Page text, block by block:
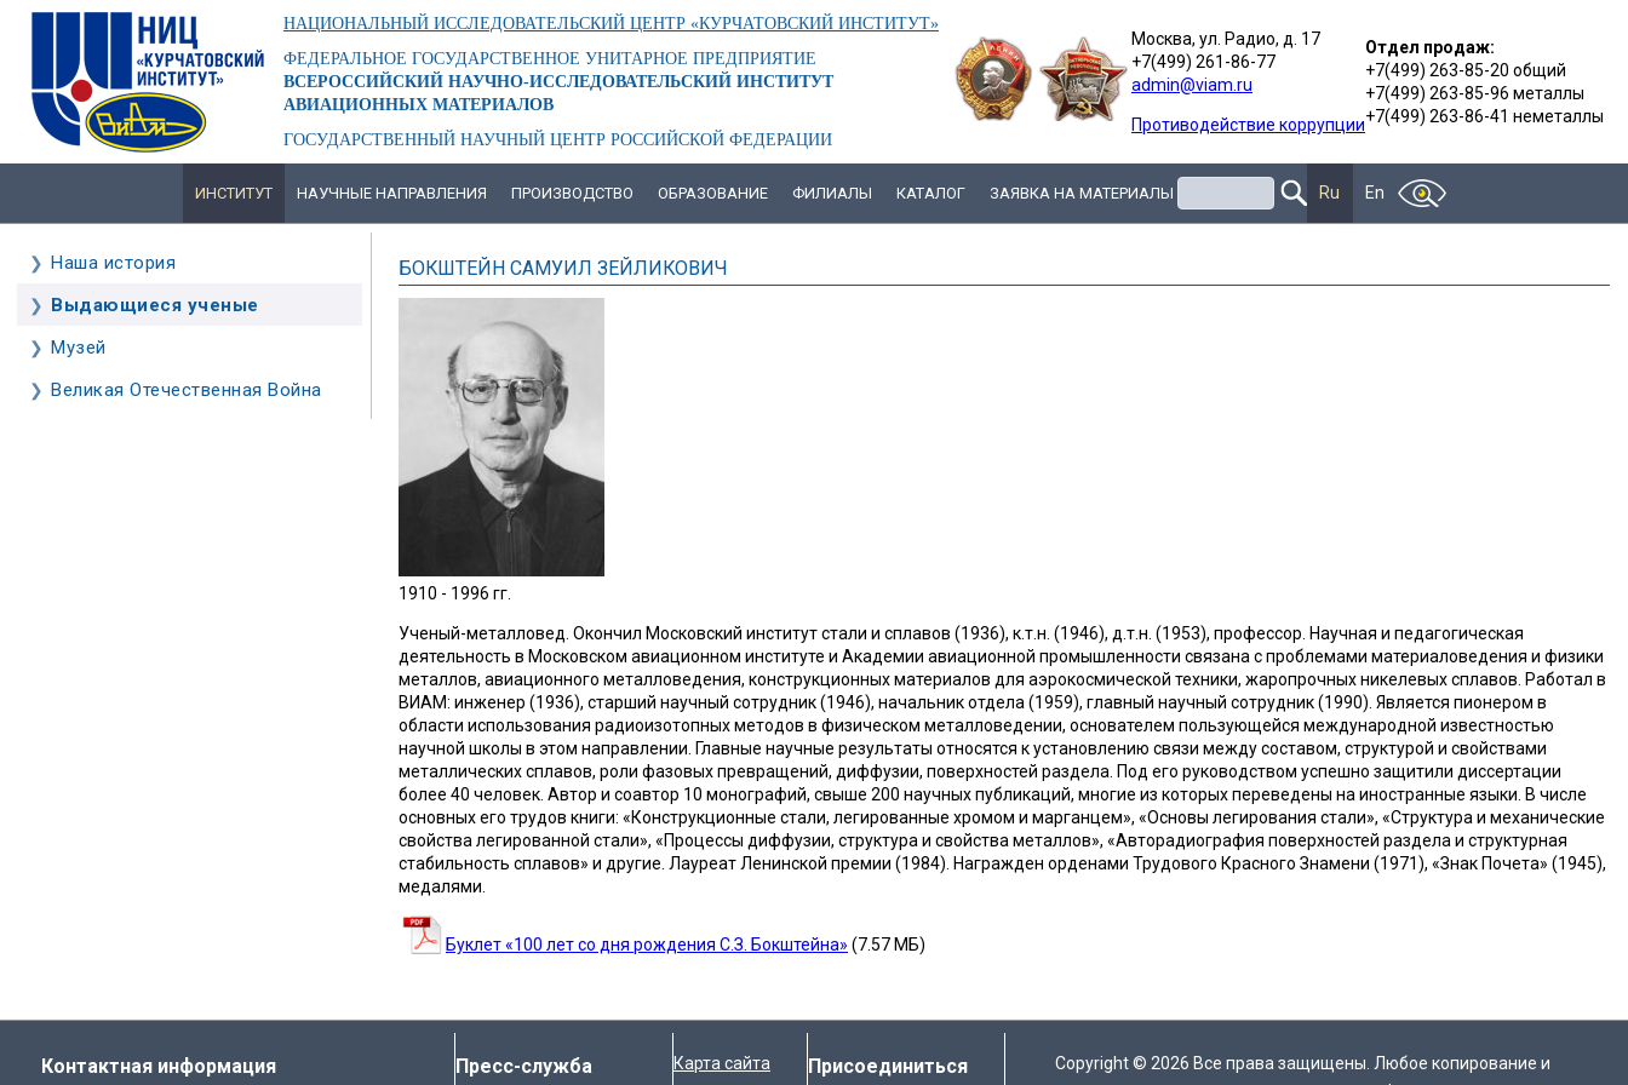
Перейти
основному
содержанию
НАЦИОНАЛЬНЫЙ ИССЛЕДОВАТЕЛЬСКИЙ ЦЕНТР «КУРЧАТОВСКИЙ ИНСТИТУТ»
ФЕДЕРАЛЬНОЕ ГОСУДАРСТВЕННОЕ УНИТАРНОЕ ПРЕДПРИЯТИЕ
ВСЕРОССИЙСКИЙ НАУЧНО-ИССЛЕДОВАТЕЛЬСКИЙ ИНСТИТУТ
АВИАЦИОННЫХ МАТЕРИАЛОВ
ГОСУДАРСТВЕННЫЙ НАУЧНЫЙ ЦЕНТР РОССИЙСКОЙ ФЕДЕРАЦИИ
Москва, ул. Радио, д. 17
+7(499) 261-86-77
admin@viam.ru
Противодействие коррупции
Отдел продаж:
+7(499) 263-85-20 общий
+7(499) 263-85-96 металлы
+7(499) 263-86-41 неметаллы
ИНСТИТУТ НАУЧНЫЕ НАПРАВЛЕНИЯ ПРОИЗВОДСТВО ОБРАЗОВАНИЕ ФИЛИАЛЫ КАТАЛОГ ЗАЯВКА НА МАТЕРИАЛЫ Ru En
ОСНОВНАЯ
УРОВЕНЬ
Наша история
Выдающиеся ученые
Музей
Великая Отечественная Война
БОКШТЕЙН САМУИЛ ЗЕЙЛИКОВИЧ
1910 - 1996 гг.
Ученый-металловед. Окончил Московский институт стали и сплавов (1936), к.т.н. (1946), д.т.н. (1953), профессор. Научная и педагогическая
деятельность в Московском авиационном институте и Академии авиационной промышленности связана с проблемами материаловедения и физики
металлов, авиационного металловедения, конструкционных материалов для аэрокосмической техники, жаропрочных никелевых сплавов. Работал в
ВИАМ: инженер (1936), старший научный сотрудник (1946), начальник отдела (1959), главный научный сотрудник (1990). Является пионером в
области использования радиоизотопных методов в физическом металловедении, основателем пользующейся международной известностью
научной школы в этом направлении. Главные научные результаты относятся к установлению связи между составом, структурой и свойствами
металлических сплавов, роли фазовых превращений, диффузии, поверхностей раздела. Под его руководством успешно защитили диссертации
более 40 человек. Автор и соавтор 10 монографий, свыше 200 научных публикаций, многие из которых переведены на иностранные языки. В числе
основных его трудов книги: «Конструкционные стали, легированные хромом и марганцем», «Основы легирования стали», «Структура и механические
свойства легированной стали», «Процессы диффузии, структура и свойства металлов», «Авторадиография поверхностей раздела и структурная
стабильность сплавов» и другие. Лауреат Ленинской премии (1984). Награжден орденами Трудового Красного Знамени (1971), «Знак Почета» (1945),
медалями.
Буклет «100 лет со дня рождения С.З. Бокштейна» (7.57 МБ)
Контактная информация Пресс-служба Карта сайта Присоединиться Copyright © 2026 Все права защищены. Любое копирование и